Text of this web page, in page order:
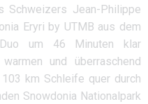
Schweizers Jean-Philippe
Eryri by UTMB aus dem
um 46 Minuten klar
und überraschend
km Schleife quer durch
Snowdonia Nationalpark